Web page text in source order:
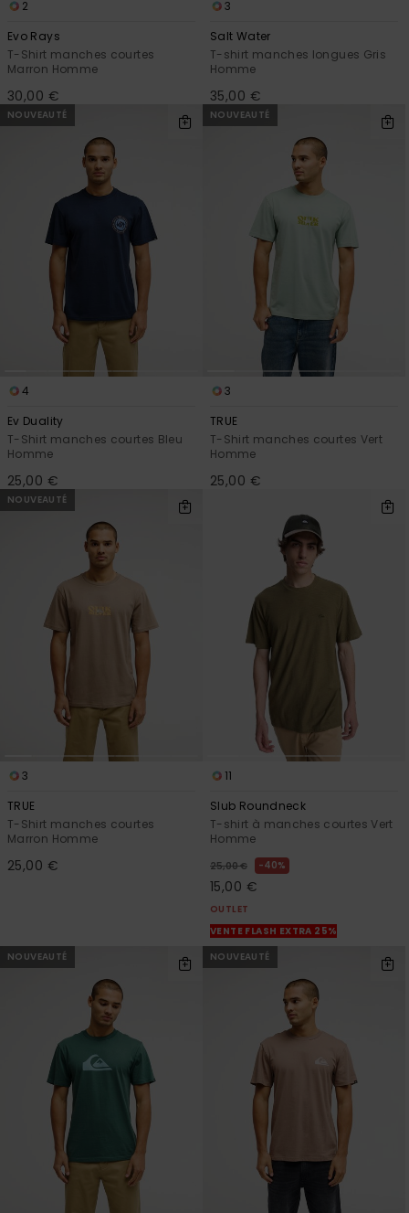
2
Evo Rays
T-Shirt manches courtes
Marron Homme
30,00 €
3
Salt Water
T-shirt manches longues Gris
Homme
35,00 €
NOUVEAUTÉ
4
Ev Duality
T-Shirt manches courtes Bleu
Homme
25,00 €
NOUVEAUTÉ
3
TRUE
T-Shirt manches courtes Vert
Homme
25,00 €
NOUVEAUTÉ
3
TRUE
T-Shirt manches courtes
Marron Homme
25,00 €
11
Slub Roundneck
T-shirt à manches courtes Vert
Homme
25,00 € 40%
15,00 €
OUTLET
VENTE FLASH EXTRA 25%
NOUVEAUTÉ
NOUVEAUTÉ